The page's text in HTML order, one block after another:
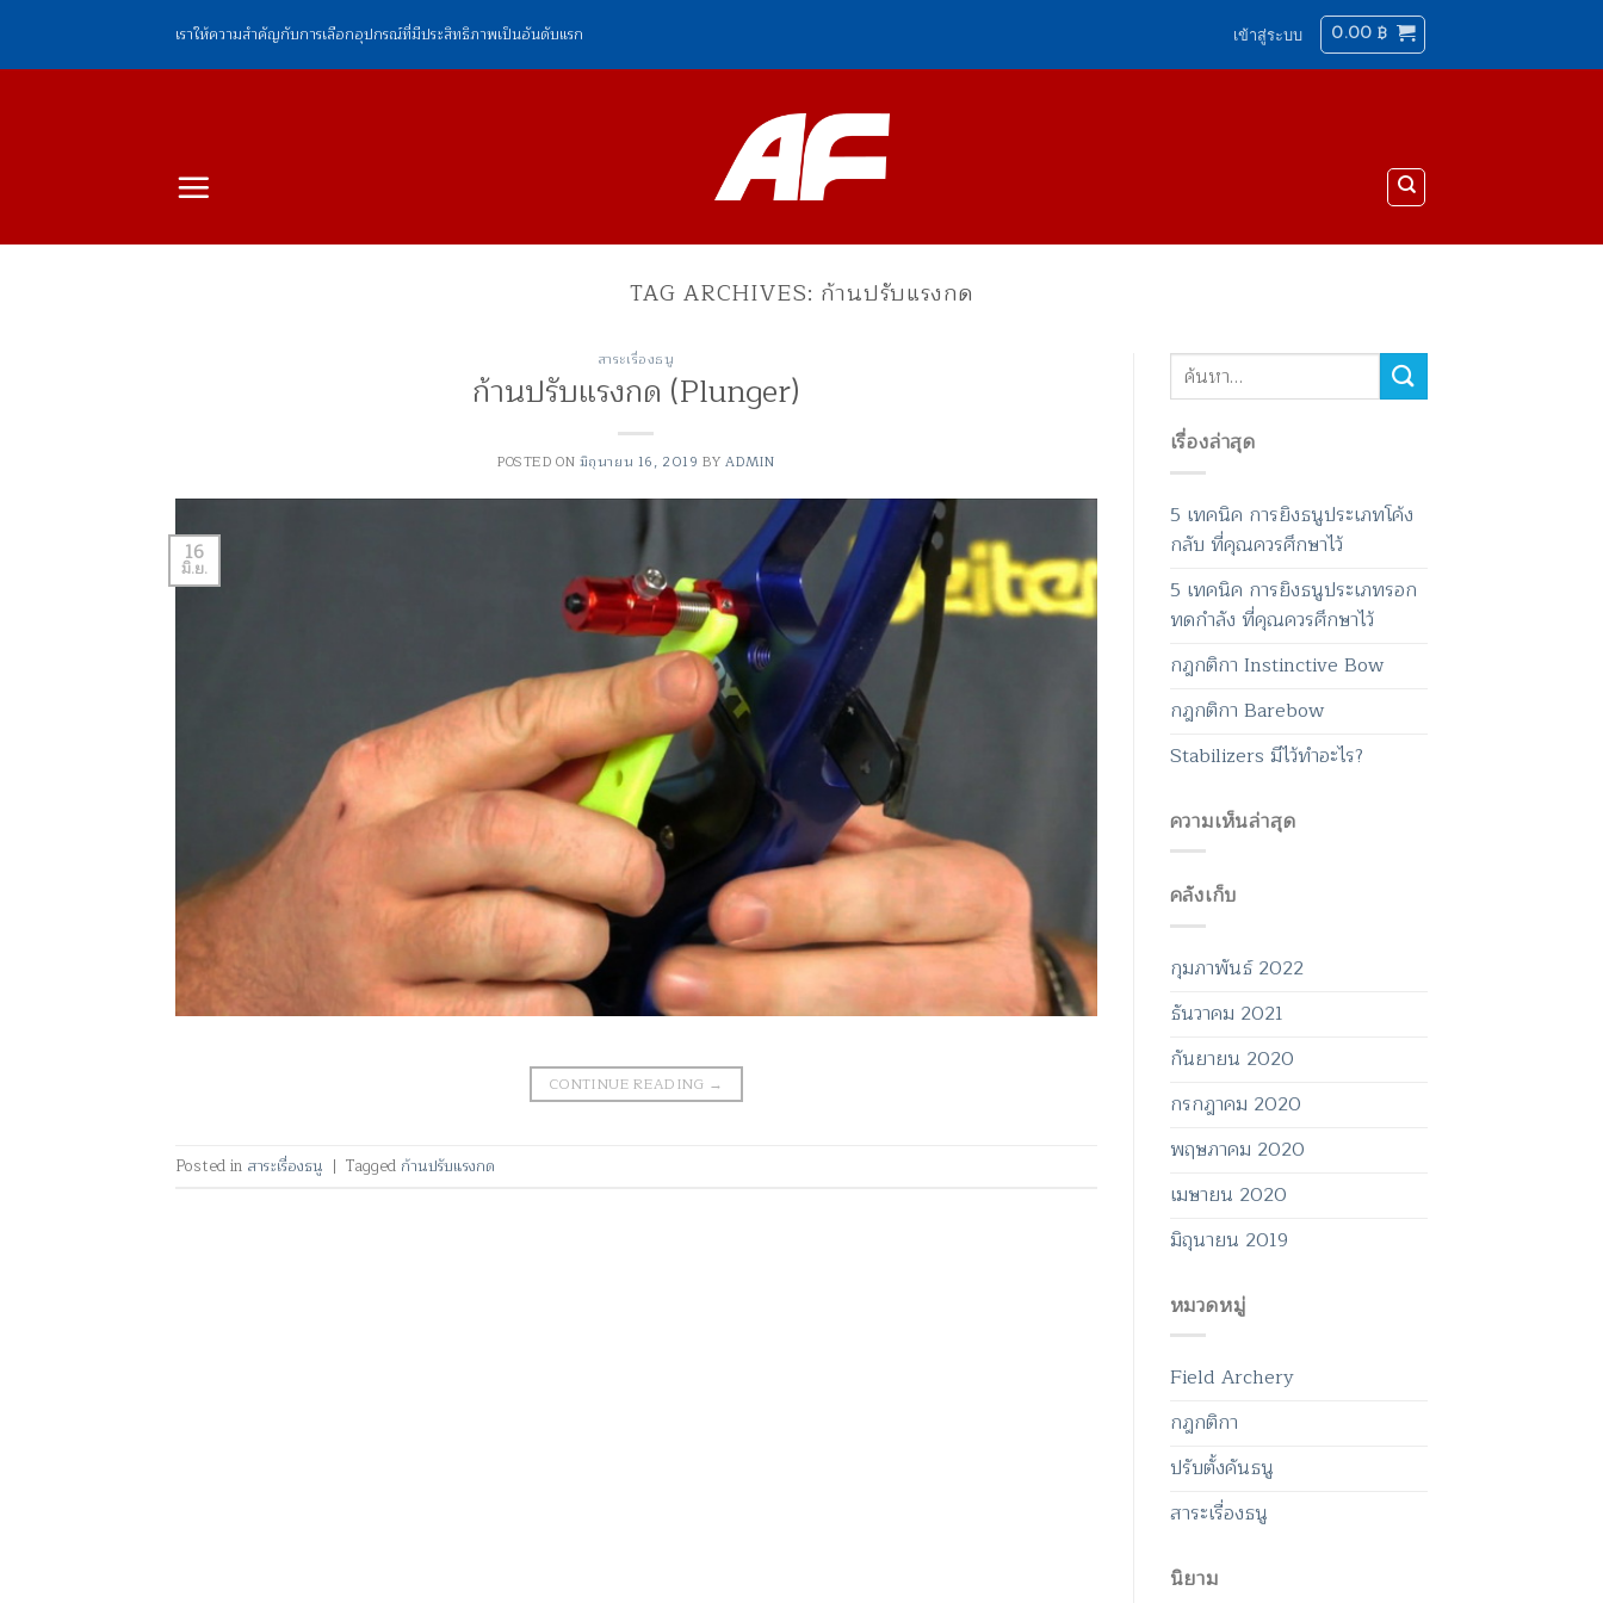
ยัง
เราให้ความสำคัญกับการเลือกอุปกรณ์ที่มีประสิทธิภาพเป็นอันดับแรก เข้าสู่ระบบ 0.00฿
TAG ARCHIVES: ก้านปรับแรงกด
สาระเรื่องธนู
ก้านปรับแรงกด (Plunger)
POSTED ON มิถุนายน 16, 2019 BYADMIN
16
มิ.ย.
CONTINUE READING →
Posted in สาระเรื่องธนู | Tagged ก้านปรับแรงกด
เรื่องล่าสุด
5 เทคนิค การยิงธนูประเภทโค้ง
กลับ ที่คุณควรศึกษาไว้
5 เทคนิค การยิงธนูประเภทรอก
ทดกำลัง ที่คุณควรศึกษาไว้
กฎกติกา Instinctive Bow
กฎกติกา Barebow
Stabilizers มีไว้ทำอะไร?
ความเห็นล่าสุด
คลังเก็บ
กุมภาพันธ์ 2022
ธันวาคม 2021
กันยายน 2020
กรกฎาคม 2020
พฤษภาคม 2020
เมษายน 2020
มิถุนายน 2019
หมวดหมู่
Field Archery
กฎกติกา
ปรับตั้งคันธนู
สาระเรื่องธนู
นิยาม